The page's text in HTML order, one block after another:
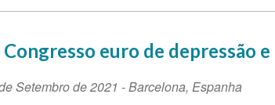
Congresso euro de depressão
Setembro de 2021 -Barcelona, Espanha